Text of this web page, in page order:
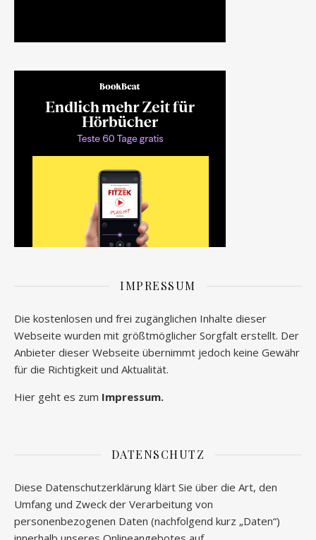
IMPRESSUM
Die kostenlosen und frei zugänglichen Inhalte dieser
Webseite wurden mit größtmöglicher Sorgfalt erstellt. Der
Anbieter dieser Webseite übernimmt jedoch keine Gewähr
für die Richtigkeit und Aktualität.
Hier geht es zum Impressum.
DATENSCHUTZ
Diese Datenschutzerklärung klärt Sie über die Art, den
Umfang und Zweck der Verarbeitung von
personenbezogenen Daten (nachfolgend kurz „Daten“)